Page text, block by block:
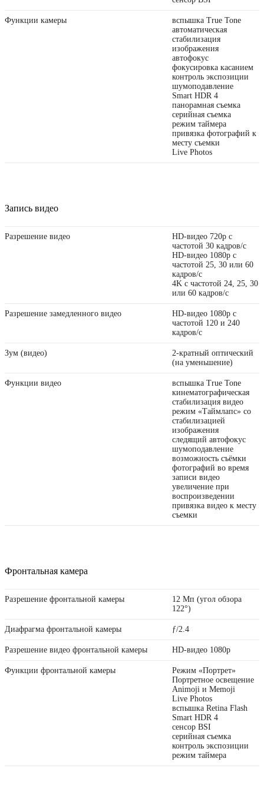
Функции камеры
вспышка True Tone
автоматическая
стабилизация
изображения
автофокус
фокусировка касанием
контроль экспозиции
шумоподавление
Smart HDR 4
панорамная съемка
серийная съемка
режим таймера
привязка фотографий к
месту съемки
Live Photos
Запись видео
Разрешение видео
HD-видео 720p с
частотой 30 кадров/ с
HD-видео 1080p с
частотой 25, 30 или 60
кадров/ с
4K с частотой 24, 25, 30
или 60 кадров/ с
Разрешение замедленного видео
HD-видео 1080р с
частотой 120 и 240
кадров/ с
Зум (видео)
2-кратный оптический
(на уменьшение)
Функции видео
вспышка True Tone
кинематографическая
стабилизация видео
режим «Таймлапс» со
стабили­зацией
изображения
следящий автофокус
шумоподавление
возможность съёмки
фотографий во время
записи видео
увеличение при
воспроизведении
привязка видео к месту
съемки
Фронтальная камера
Разрешение фронтальной камеры
12 Мп (угол обзора
122°)
Диафрагма фронтальной камеры ƒ/2.4
Разрешение видео фронтальной камеры HD-видео 1080p
Функции фронтальной камеры
Режим «Портрет»
Портретное освещение
Animoji и Memoji
Live Photos
вспышка Retina Flash
Smart HDR 4
сенсор BSI
серийная съемка
контроль экспозиции
режим таймера